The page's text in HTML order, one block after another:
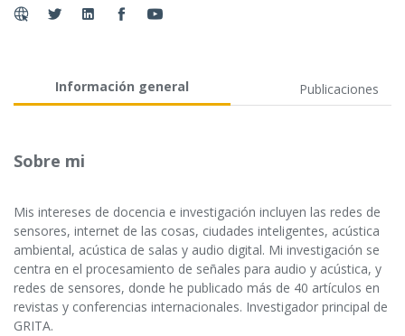
Información general Publicaciones
Sobre mi
Mis intereses de docencia e investigación incluyen las redes de
sensores, internet de las cosas, ciudades inteligentes, acústica
ambiental, acústica de salas y audio digital. Mi investigación se
centra en el procesamiento de señales para audio y acústica, y
redes de sensores, donde he publicado más de 40 artículos en
revistas y conferencias internacionales. Investigador principal de
GRITA.